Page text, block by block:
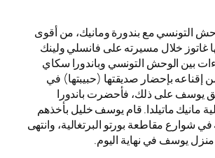
التونسي مع بندورة ومانيك، من أقوى
غاتوز خلال مسيرته على فانسلي ولينك
بين الوحش التونسي وباندورا سكاي
إقناعه بإحضار صديقتها (حبيبتها) في
يوسف على ذلك، فأحضرت باندورا
مانيك ماتيلدا. قام يوسف خليل بأخذهم
شوارع مقاطعة بورتو البرتغالية، وانتهى
يوسف في نهاية اليوم.